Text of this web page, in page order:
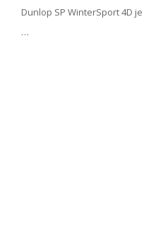
Dunlop SP WinterSport 4D je
…